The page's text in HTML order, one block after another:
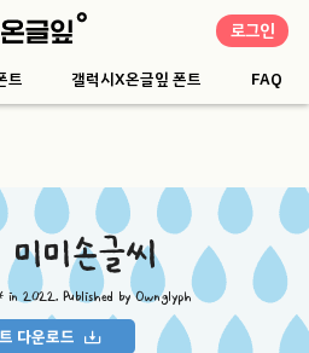
로그인
트 갤럭시X온글잎 폰트 FAQ
미미손글씨
2022. Published by Ownglyph
다운로드